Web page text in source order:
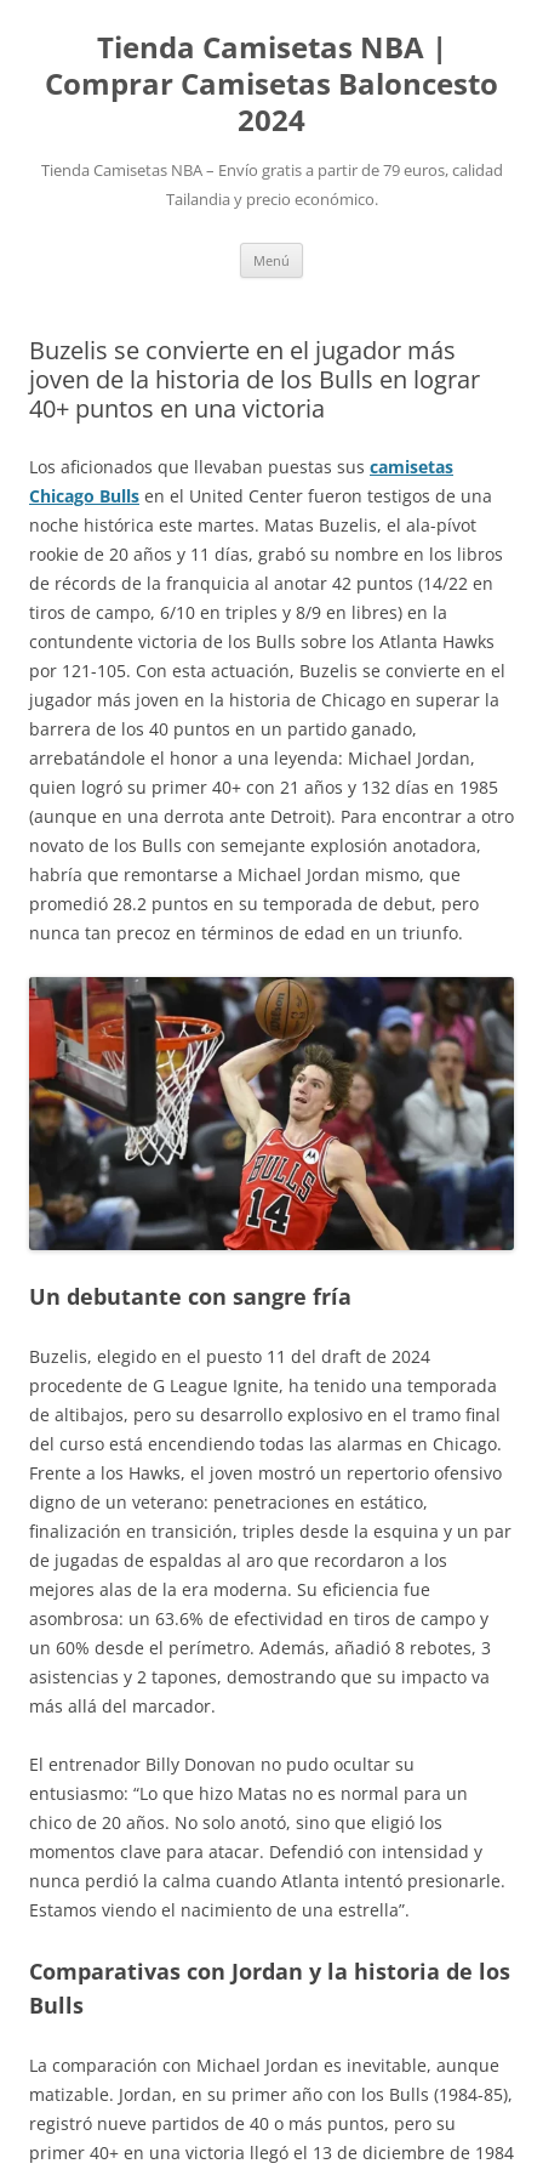
Tienda Camisetas NBA |
Comprar Camisetas Baloncesto
2024
Tienda Camisetas NBA – Envío gratis a partir de 79 euros, calidad
Tailandia y precio económico.
Menú
Buzelis se convierte en el jugador más
joven de la historia de los Bulls en lograr
40+ puntos en una victoria
Los aficionados que llevaban puestas sus camisetas
Chicago Bulls en el United Center fueron testigos de una
noche histórica este martes. Matas Buzelis, el ala-pívot
rookie de 20 años y 11 días, grabó su nombre en los libros
de récords de la franquicia al anotar 42 puntos (14/22 en
tiros de campo, 6/10 en triples y 8/9 en libres) en la
contundente victoria de los Bulls sobre los Atlanta Hawks
por 121-105. Con esta actuación, Buzelis se convierte en el
jugador más joven en la historia de Chicago en superar la
barrera de los 40 puntos en un partido ganado,
arrebatándole el honor a una leyenda: Michael Jordan,
quien logró su primer 40+ con 21 años y 132 días en 1985
(aunque en una derrota ante Detroit). Para encontrar a otro
novato de los Bulls con semejante explosión anotadora,
habría que remontarse a Michael Jordan mismo, que
promedió 28.2 puntos en su temporada de debut, pero
nunca tan precoz en términos de edad en un triunfo.
Un debutante con sangre fría
Buzelis, elegido en el puesto 11 del draft de 2024
procedente de G League Ignite, ha tenido una temporada
de altibajos, pero su desarrollo explosivo en el tramo final
del curso está encendiendo todas las alarmas en Chicago.
Frente a los Hawks, el joven mostró un repertorio ofensivo
digno de un veterano: penetraciones en estático,
finalización en transición, triples desde la esquina y un par
de jugadas de espaldas al aro que recordaron a los
mejores alas de la era moderna. Su eficiencia fue
asombrosa: un 63.6% de efectividad en tiros de campo y
un 60% desde el perímetro. Además, añadió 8 rebotes, 3
asistencias y 2 tapones, demostrando que su impacto va
más allá del marcador.
El entrenador Billy Donovan no pudo ocultar su
entusiasmo: “Lo que hizo Matas no es normal para un
chico de 20 años. No solo anotó, sino que eligió los
momentos clave para atacar. Defendió con intensidad y
nunca perdió la calma cuando Atlanta intentó presionarle.
Estamos viendo el nacimiento de una estrella”.
Comparativas con Jordan y la historia de los
Bulls
La comparación con Michael Jordan es inevitable, aunque
matizable. Jordan, en su primer año con los Bulls (1984-85),
registró nueve partidos de 40 o más puntos, pero su
primer 40+ en una victoria llegó el 13 de diciembre de 1984